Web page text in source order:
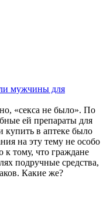
мужчины для
«секса не было». По
ей препараты для
в аптеке было
на эту тему не особо
к тому, что граждане
подручные средства,
Какие же?